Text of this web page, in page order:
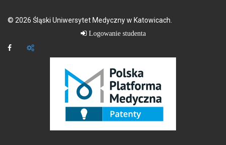
© 2026 Śląski Uniwersytet Medyczny w Katowicach.
Logowanie studenta